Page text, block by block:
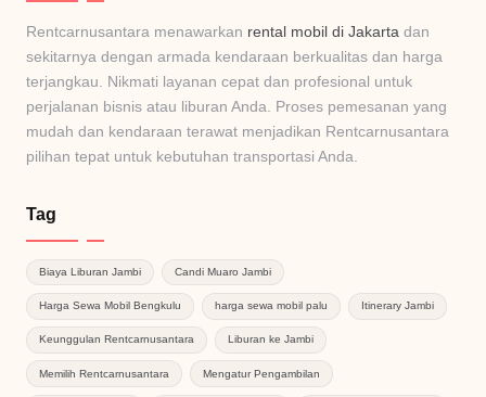
Rentcarnusantara menawarkan rental mobil di Jakarta dan
sekitarnya dengan armada kendaraan berkualitas dan harga
terjangkau. Nikmati layanan cepat dan profesional untuk
perjalanan bisnis atau liburan Anda. Proses pemesanan yang
mudah dan kendaraan terawat menjadikan Rentcarnusantara
pilihan tepat untuk kebutuhan transportasi Anda.
Tag
Biaya Liburan Jambi Candi Muaro Jambi
Harga Sewa Mobil Bengkulu harga sewa mobil palu Itinerary Jambi
Keunggulan Rentcarnusantara Liburan ke Jambi
Memilih Rentcarnusantara Mengatur Pengambilan